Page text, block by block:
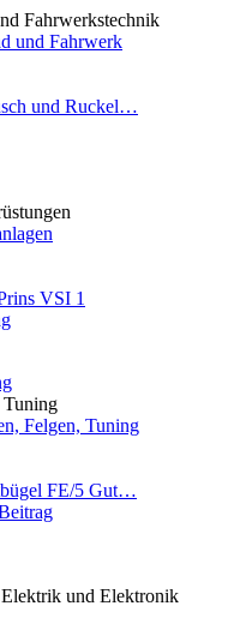
Fahrwerkstechnik
und Fahrwerk
und Ruckel…
VSI 1
Tuning
Felgen, Tuning
FE/5 Gut…
und Elektronik